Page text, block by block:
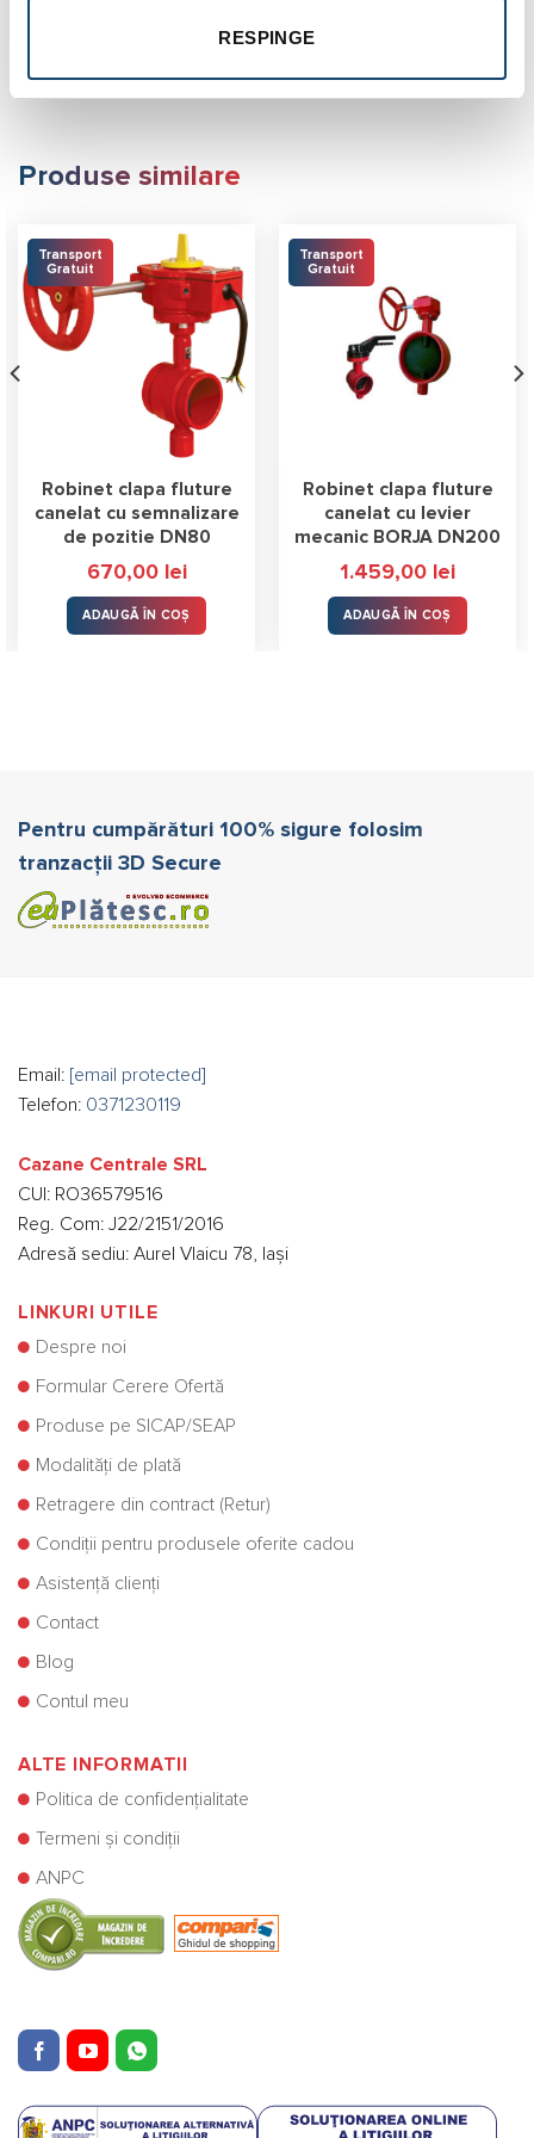
RESPINGE
Produse similare
Transport
Gratuit
Robinet clapa fluture
canelat cu semnalizare
de pozitie DN80
670,00 lei
ADAUGĂ ÎN COȘ
Transport
Gratuit
Robinet clapa fluture
canelat cu levier
mecanic BORJA DN200
1.459,00 lei
ADAUGĂ ÎN COȘ
Pentru cumpărături 100% sigure folosim
tranzacții 3D Secure
Email: [email protected]
Telefon: 0371230119
Cazane Centrale SRL
CUI: RO36579516
Reg. Com: J22/2151/2016
Adresă sediu: Aurel Vlaicu 78, Iași
LINKURI UTILE
Despre noi
Formular Cerere Ofertă
Produse pe SICAP/SEAP
Modalități de plată
Retragere din contract (Retur)
Condiții pentru produsele oferite cadou
Asistență clienți
Contact
Blog
Contul meu
ALTE INFORMATII
Politica de confidențialitate
Termeni și condiții
ANPC